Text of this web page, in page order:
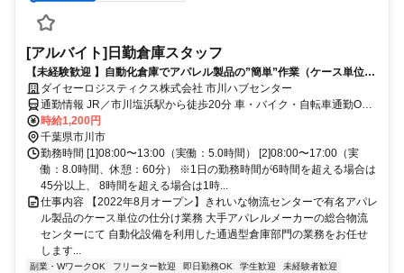
[アルバイト]日勤倉庫スタッフ
【未経験歓迎 】自動化倉庫でアパレル製品の”簡単”作業（ケース単位の
仕分け）
ダイセーロジスティクス株式会社 市川ハブセンター
通勤情報 JR／市川塩浜駅から徒歩20分 車・バイク・自転車通勤OK
無料送迎バスあり
時給1,200円
千葉県市川市
勤務時間 [1]08:00〜13:00（実働：5.0時間） [2]08:00〜17:00（実
働：8.0時間、休憩：60分） ※1日の勤務時間が6時間を超える場合は
45分以上、 8時間を超える場合は1時...
仕事内容 【2022年8月オープン】きれいな物流センターで有名アパレ
ル製品のケース単位の仕分け業務 大手アパレルメーカーの総合物流
センターにて 自動化設備を利用した通過型倉庫部門の業務をお任せ
します...
副業・WワークOK フリーター歓迎 即日勤務OK 学生歓迎
未経験者歓迎